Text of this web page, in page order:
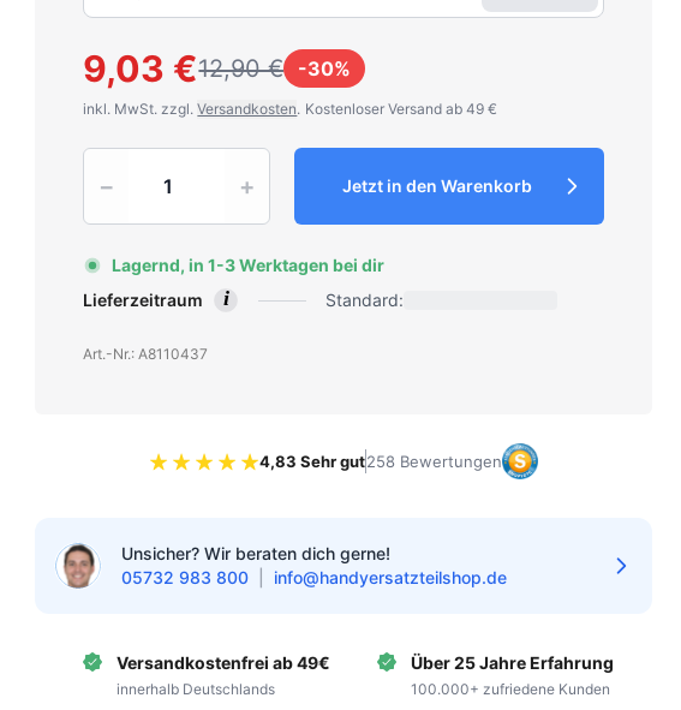
9,03 €12,90 € -30%
inkl. MwSt. zzgl.Versandkosten. Kostenloser Versand ab 49 €
− + Jetzt in den Warenkorb
Lagernd, in 1-3 Werktagen bei dir
Lieferzeitraum
i Standard:
Art.-Nr.: A8110437
Bewertung 4.83 von 5 Sternen
4,83 Sehr gut258 Bewertungen
Unsicher? Wir beraten dich gerne!
05732 983 800
info@handyersatzteilshop.de
Versandkostenfrei ab 49€
innerhalb Deutschlands
Über 25 Jahre Erfahrung
100.000+ zufriedene Kunden